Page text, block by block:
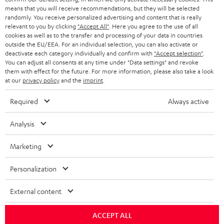
SMART HOME
BLUETOOTH-LAUTSPRECHER
KOPFHÖRER
BLUETOOTH-KOPFHÖRER
LAUTSPRECHER
ULTIMA-SERIE
IN-EAR-KOPFHÖRER
FANSHOP
NEUHEITEN
GESCHÄFTSKUNDEN
PARTNERPROGRAMM
BLOG
NEWSLETTER
STORES
DEINE VORTEILE BEI TEUFEL
TEUFEL STORY
UNSER MANAGEMENT
SCHWEIZ
NIEDERLANDE
BELGIEN
POLEN
ITALIEN
Technische Änderungen, Tippfehler und Irrtum vorbehalten. Das auf unseren
Fotos abgebildete Zubehör ist nicht im Lieferumfang enthalten. Etwaige
Datenschutz Daten-Einstellungen
means that you will receive recommendations, but they will be selected
randomly. You receive personalized advertising and content that is really
relevant to you by clicking "Accept All" . Here you agree to the use of all
cookies as well as to the transfer and processing of your data in countries
outside the EU/EEA. For an individual selection, you can also activate or
deactivate each category individually and confirm with "Accept selection"
You can adjust all consents at any time under "Data settings" and revoke
them with effect for the future. For more information, please also take a look
at our privacy policyand the imprint
Required Always active
Analysis
Marketing
Personalization
External content
ACCEPT ALL